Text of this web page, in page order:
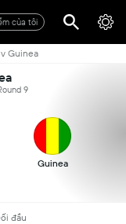
của tôi
Guinea
9
Guinea
đầu